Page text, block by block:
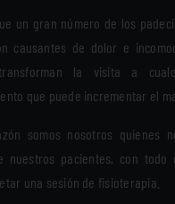
un gran número de los
causantes de dolor e
la visita a
que puede incrementar el
somos nosotros quienes
nuestros pacientes, con todo
una sesión de fisioterapia.